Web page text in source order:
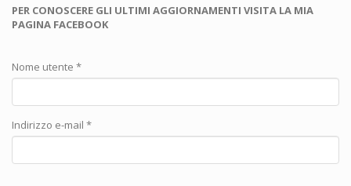
PER CONOSCERE GLI ULTIMI AGGIORNAMENTI VISITA LA MIA
PAGINA FACEBOOK
Nome utente *
Indirizzo e-mail *